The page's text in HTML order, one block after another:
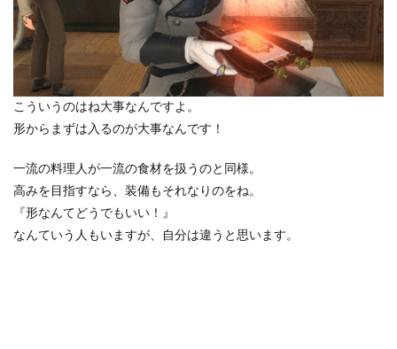
こういうのはね大事なんですよ。
形からまずは入るのが大事なんです！
一流の料理人が一流の食材を扱うのと同様。
高みを目指すなら、装備もそれなりのをね。
『形なんてどうでもいい！』
なんていう人もいますが、自分は違うと思います。